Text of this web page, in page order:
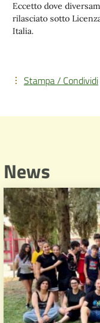
Eccetto dove
rilasciato sotto
Italia.
Stampa / Condividi
News